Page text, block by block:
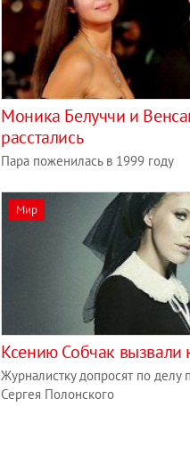
Моника Белуччи и
расстались
Пара поженилась в 1999 году
Мир
Ксению Собчак вызвали
Журналистку допросят по делу
Сергея Полонского